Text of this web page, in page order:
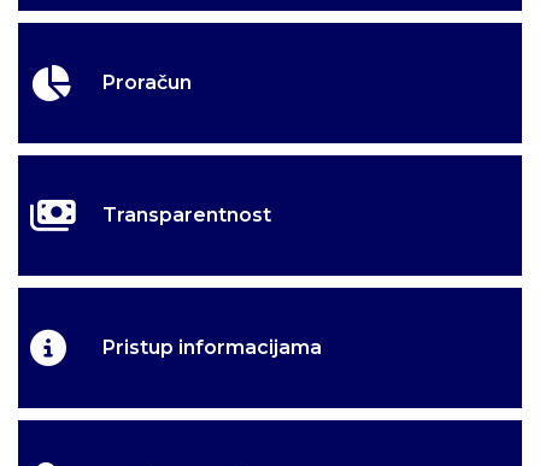
Proračun
Transparentnost
Pristup informacijama